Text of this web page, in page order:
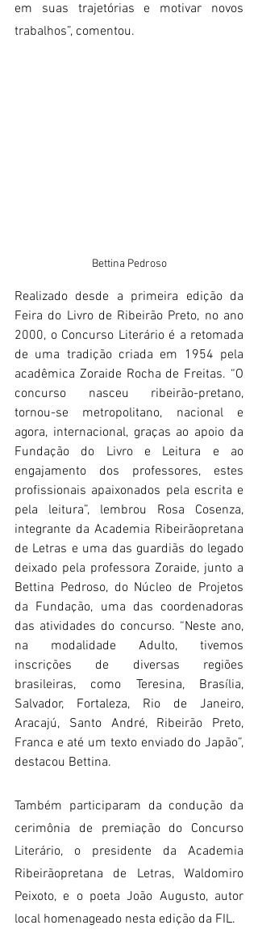
em suas trajetórias e motivar novos
trabalhos”, comentou.
Bettina Pedroso
Realizado desde a primeira edição da
Feira do Livro de Ribeirão Preto, no ano
2000, o Concurso Literário é a retomada
de uma tradição criada em 1954 pela
acadêmica Zoraide Rocha de Freitas. “O
concurso nasceu ribeirão-pretano,
tornou-se metropolitano, nacional e
agora, internacional, graças ao apoio da
Fundação do Livro e Leitura e ao
engajamento dos professores, estes
profissionais apaixonados pela escrita e
pela leitura”, lembrou Rosa Cosenza,
integrante da Academia Ribeirãopretana
de Letras e uma das guardiãs do legado
deixado pela professora Zoraide, junto a
Bettina Pedroso, do Núcleo de Projetos
da Fundação, uma das coordenadoras
das atividades do concurso. “Neste ano,
na modalidade Adulto, tivemos
inscrições de diversas regiões
brasileiras, como Teresina, Brasília,
Salvador, Fortaleza, Rio de Janeiro,
Aracajú, Santo André, Ribeirão Preto,
Franca e até um texto enviado do Japão”,
destacou Bettina.
Também participaram da condução da
cerimônia de premiação do Concurso
Literário, o presidente da Academia
Ribeirãopretana de Letras, Waldomiro
Peixoto, e o poeta João Augusto, autor
local homenageado nesta edição da FIL.